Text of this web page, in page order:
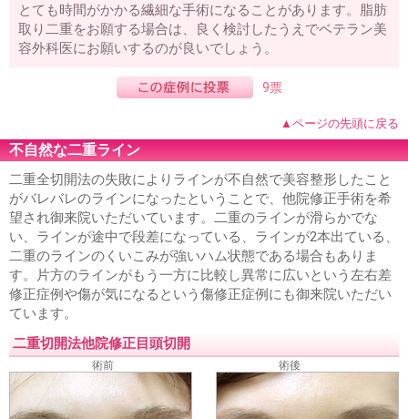
とても時間がかかる繊細な手術になることがあります。脂肪
取り二重をお願する場合は、良く検討したうえでベテラン美
容外科医にお願いするのが良いでしょう。
9票
▲ページの先頭に戻る
不自然な二重ライン
二重全切開法の失敗によりラインが不自然で美容整形したこと
がバレバレのラインになったということで、他院修正手術を希
望され御来院いただいています。二重のラインが滑らかでな
い、ラインが途中で段差になっている、ラインが2本出ている、
二重のラインのくいこみが強いハム状態である場合もありま
す。片方のラインがもう一方に比較し異常に広いという左右差
修正症例や傷が気になるという傷修正症例にも御来院いただい
ています。
二重切開法他院修正目頭切開
術前 術後